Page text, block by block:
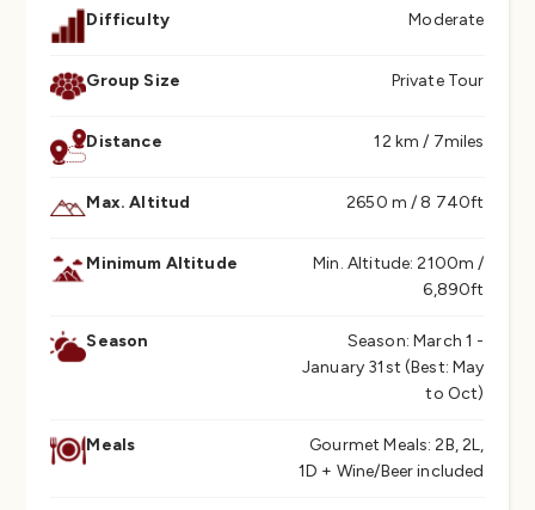
Difficulty Moderate
Group Size Private Tour
Distance 12 km / 7miles
Max. Altitud 2650 m / 8 740ft
Minimum Altitude
Min. Altitude: 2100m /
6,890ft
Season
Season: March 1 -
January 31st (Best: May
to Oct)
Meals
Gourmet Meals: 2B, 2L,
1D + Wine/Beer included